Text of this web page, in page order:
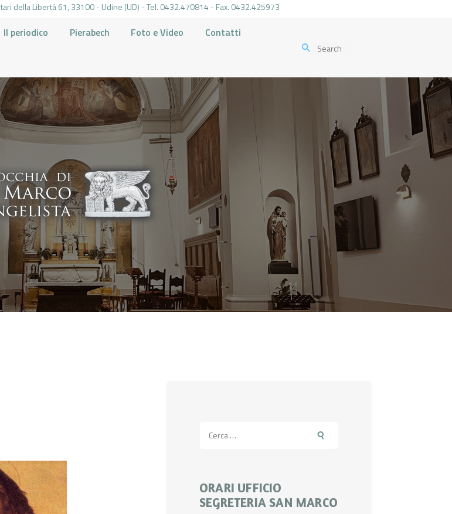
della Libertá 61, 33100 - Udine (UD) - Tel. 0432.470814 - Fax. 0432.425973
Il periodico Pierabech Foto e Video Contatti
VIDEO
per:
ORARI UFFICIO
SEGRETERIA SAN MARCO